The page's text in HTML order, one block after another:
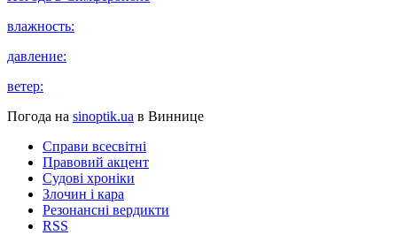
влажность:
давление:
ветер:
Погода на sinoptik.ua в Виннице
Справи всесвітні
Правовий акцент
Судові хроніки
Злочин і кара
Резонансні вердикти
RSS